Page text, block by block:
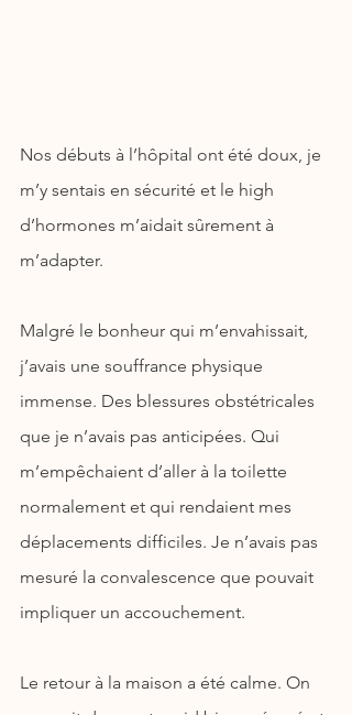
Nos débuts à l’hôpital ont été doux, je
m’y sentais en sécurité et le high
d’hormones m’aidait sûrement à
m’adapter.
Malgré le bonheur qui m’envahissait,
j’avais une souffrance physique
immense. Des blessures obstétricales
que je n’avais pas anticipées. Qui
m’empêchaient d’aller à la toilette
normalement et qui rendaient mes
déplacements difficiles. Je n’avais pas
mesuré la convalescence que pouvait
impliquer un accouchement.
Le retour à la maison a été calme. On